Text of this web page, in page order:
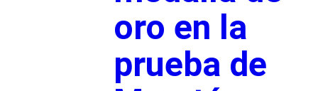
oro en la
prueba de